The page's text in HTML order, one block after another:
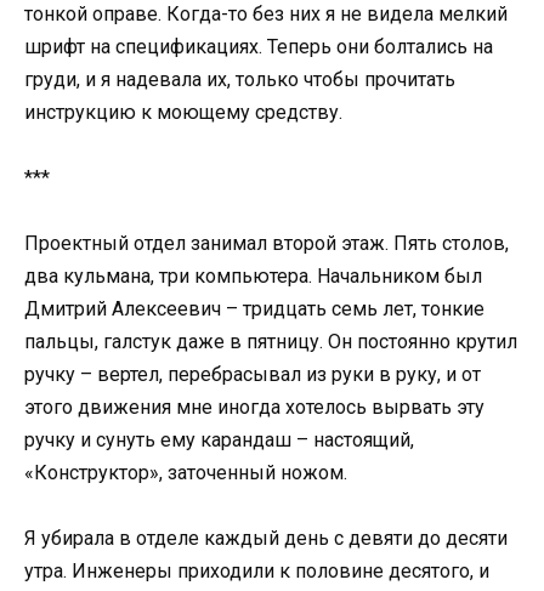
тонкой оправе. Когда-то без них я не видела мелкий
шрифт на спецификациях. Теперь они болтались на
груди, и я надевала их, только чтобы прочитать
инструкцию к моющему средству.
***
Проектный отдел занимал второй этаж. Пять столов,
два кульмана, три компьютера. Начальником был
Дмитрий Алексеевич – тридцать семь лет, тонкие
пальцы, галстук даже в пятницу. Он постоянно крутил
ручку – вертел, перебрасывал из руки в руку, и от
этого движения мне иногда хотелось вырвать эту
ручку и сунуть ему карандаш – настоящий,
«Конструктор», заточенный ножом.
Я убирала в отделе каждый день с девяти до десяти
утра. Инженеры приходили к половине десятого, и